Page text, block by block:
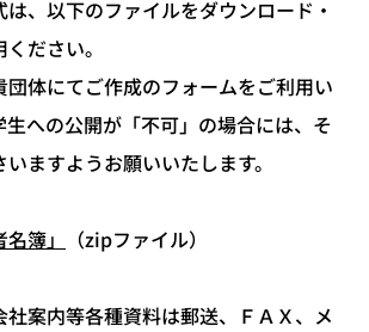
、以下のファイルをダウンロード・
ださい。
体にてご作成のフォームをご利用い
への公開が「不可」の場合には、そ
ますようお願いいたします。
簿」 （zipファイル）
案内等各種資料は郵送、ＦＡＸ、メ